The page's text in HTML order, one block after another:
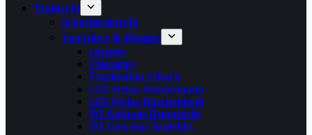
TrainerIn
SchachtrainerIn
YouTuber & Blogger
chess4u
Chessemy
Faszination Schach
GM Stefan Kindermann
GM Niclas Huschenbeth
IM Andreas Rupprecht
IM Georgios Souleidis